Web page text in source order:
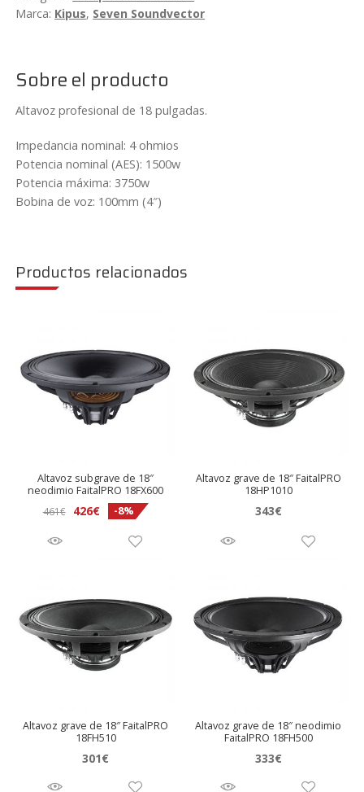
Zumba
cantidad
Marca: Kipus, Seven Soundvector
Sobre el producto
Altavoz profesional de 18 pulgadas.
Impedancia nominal: 4 ohmios
Potencia nominal (AES): 1500w
Potencia máxima: 3750w
Bobina de voz: 100mm (4″)
Productos relacionados
Altavoz subgrave de 18″
neodimio FaitalPRO 18FX600
461€
El
426€El
actual
-8%
Altavoz grave de 18″ FaitalPRO
18HP1010
343€
Altavoz grave de 18″ FaitalPRO
18FH510
301€
Altavoz grave de 18″ neodimio
FaitalPRO 18FH500
333€